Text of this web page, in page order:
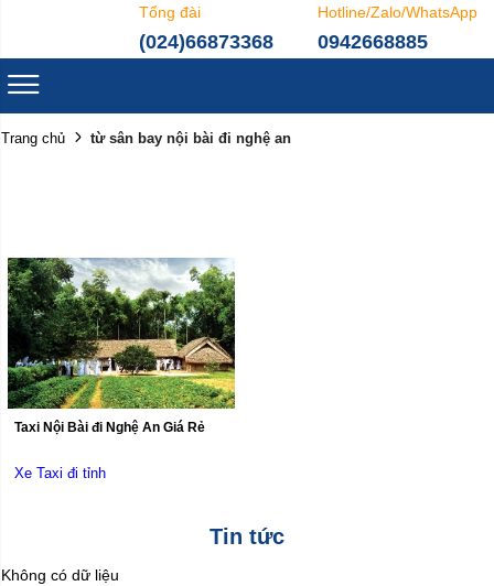
Tổng đài
(024)66873368
Hotline/Zalo/WhatsApp
0942668885
Trang chủ từ sân bay nội bài đi nghệ an
Taxi Nội Bài đi Nghệ An Giá Rẻ
Xe Taxi đi tỉnh
Tin tức
Không có dữ liệu